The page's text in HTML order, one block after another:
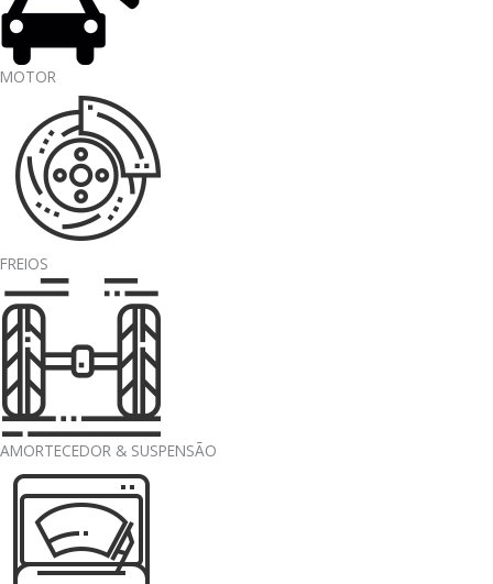
MOTOR
FREIOS
AMORTECEDOR & SUSPENSÃO